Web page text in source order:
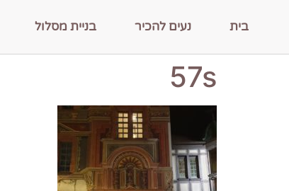
בית נעים להכיר בניית מסלול
57s